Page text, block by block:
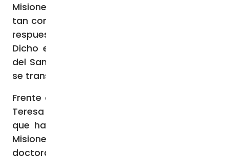
Misioneras de la Caridad: “¿Por qué están
tan contentas?”. Una intuición que tuvo una
respuesta: “La fe se transmite por envidia.
Dicho en lenguaje teológico, con palabras
del San Pablo VI y del Papa Francisco, la fe
se transmite por atracción”.
Frente a
Teresa de Calcuta en España, el P. Amorós,
que ha visitado decenas de casas de las
Misioneras de la Caridad y realizó su tesis
doctoral sobre la santa de origen albanés,